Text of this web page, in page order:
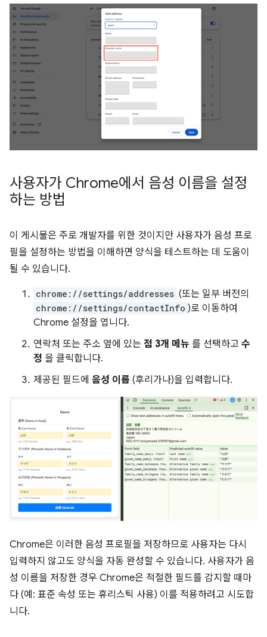
사용자가 Chrome에서 음성 이름을 설정
하는 방법
이 게시물은 주로 개발자를 위한 것이지만 사용자가 음성 프로
필을 설정하는 방법을 이해하면 양식을 테스트하는 데 도움이
될 수 있습니다.
chrome://settings/addresses (또는 일부 버전의
chrome://settings/contactInfo )로 이동하여
Chrome 설정을 엽니다.
연락처 또는 주소 옆에 있는 점 3개 메뉴 를 선택하고 수
정 을 클릭합니다.
제공된 필드에 음성 이름 (후리가나)을 입력합니다.
Chrome은 이러한 음성 프로필을 저장하므로 사용자는 다시
입력하지 않고도 양식을 자동 완성할 수 있습니다. 사용자가 음
성 이름을 저장한 경우 Chrome은 적절한 필드를 감지할 때마
다 (예: 표준 속성 또는 휴리스틱 사용) 이를 적용하려고 시도합
니다.